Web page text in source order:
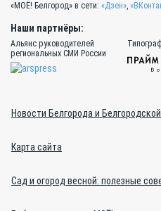
«МОЁ! Белгород» в сети: «Дзен»,
Наши партнёры:
Альянс руководителей
региональных СМИ России
Новости Белгорода и
Карта сайта
Сад и огород весной: полезные